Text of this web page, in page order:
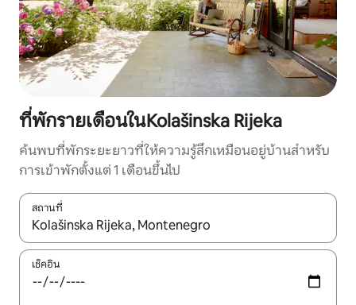
ที่พักรายเดือนในKolašinska Rijeka
ค้นพบที่พักระยะยาวที่ให้ความรู้สึกเหมือนอยู่บ้านสำหรับ
การเข้าพักตั้งแต่ 1 เดือนขึ้นไป
สถานที่
ใช้ลูกศรขึ้นลง หรือใช้การสัมผัสหรือปัด เพื่อสำรวจผลการค้นหา
เช็คอิน